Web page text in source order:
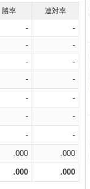
勝率 連対率
-
-
-
-
-
-
- -
- -
- -
- -
.000 .000
.000 .000